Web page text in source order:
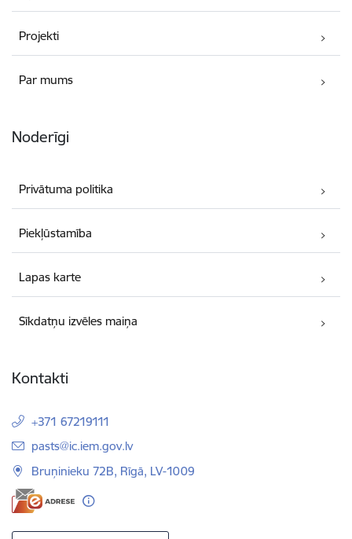
Projekti
Par mums
Noderīgi
Privātuma politika
Piekļūstamība
Lapas karte
Sīkdatņu izvēles maiņa
Kontakti
+371 67219111
E-pasts:
pasts@ic.iem.gov.lv
Bruņinieku 72B, Rīgā, LV-1009